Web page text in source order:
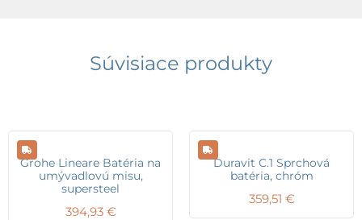
Súvisiace produkty
Grohe Lineare Batéria na
umývadlovú misu,
supersteel
394,93 €
Duravit C.1 Sprchová
batéria, chróm
359,51 €